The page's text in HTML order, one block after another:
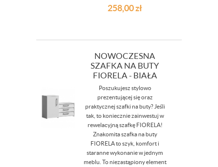
258,00zł
NOWOCZESNA
SZAFKA NA BUTY
FIORELA - BIAŁA
Poszukujesz stylowo
prezentującej się oraz
praktycznej szafki na buty? Jeśli
tak, to koniecznie zainwestuj w
rewelacyjną szafkę FIORELA!
Znakomita szafka na buty
FIORELA to szyk, komfort i
staranne wykonanie w jednym
meblu. To niezastąpiony element